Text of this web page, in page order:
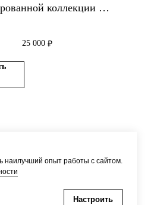
наилучший опыт работы с сайтом.
Настроить
коллекции из
25 000 ₽